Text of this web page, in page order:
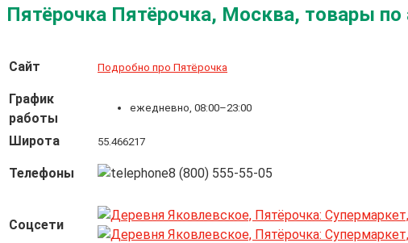
Пятёрочка Пятёрочка, Москва, товары
Сайт Подробно про Пятёрочка
График
работы
ежедневно, 08:00–23:00
Широта 55.466217
Телефоны 8 (800) 555-55-05
Соцсети